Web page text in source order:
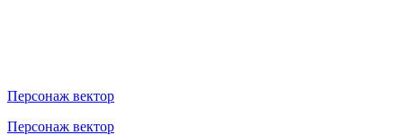
Персонаж вектор
Персонаж вектор